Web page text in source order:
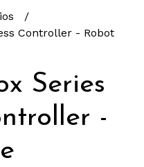
Controller - Robot
Series
-